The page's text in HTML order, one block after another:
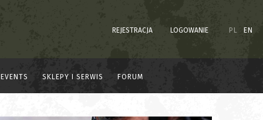
REJESTRACJA LOGOWANIE PL EN
EVENTS SKLEPY I SERWIS FORUM